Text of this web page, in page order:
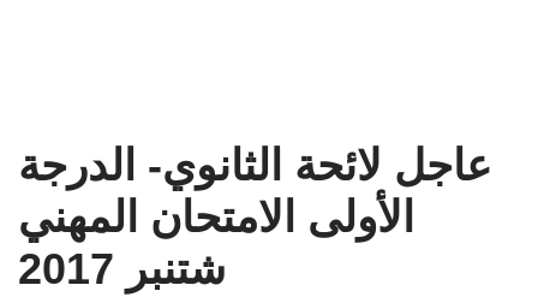
عاجل لائحة الثانوي- الدرجة
الأولى الامتحان المهني
شتنبر 2017